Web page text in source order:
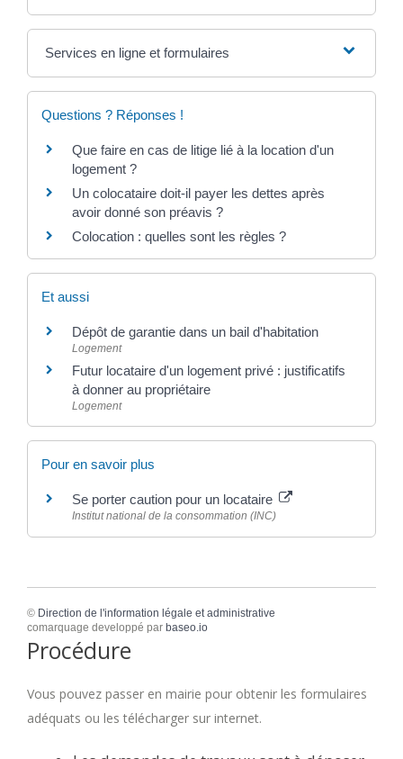
Services en ligne et formulaires
Questions ? Réponses !
Que faire en cas de litige lié à la location d'un
logement ?
Un colocataire doit-il payer les dettes après
avoir donné son préavis ?
Colocation : quelles sont les règles ?
Et aussi
Dépôt de garantie dans un bail d'habitation
Logement
Futur locataire d'un logement privé : justificatifs
à donner au propriétaire
Logement
Pour en savoir plus
Se porter caution pour un locataire
Institut national de la consommation (INC)
© Direction de l'information légale et administrative
comarquage developpé par baseo.io
Procédure
Vous pouvez passer en mairie pour obtenir les formulaires
adéquats ou les télécharger sur internet.